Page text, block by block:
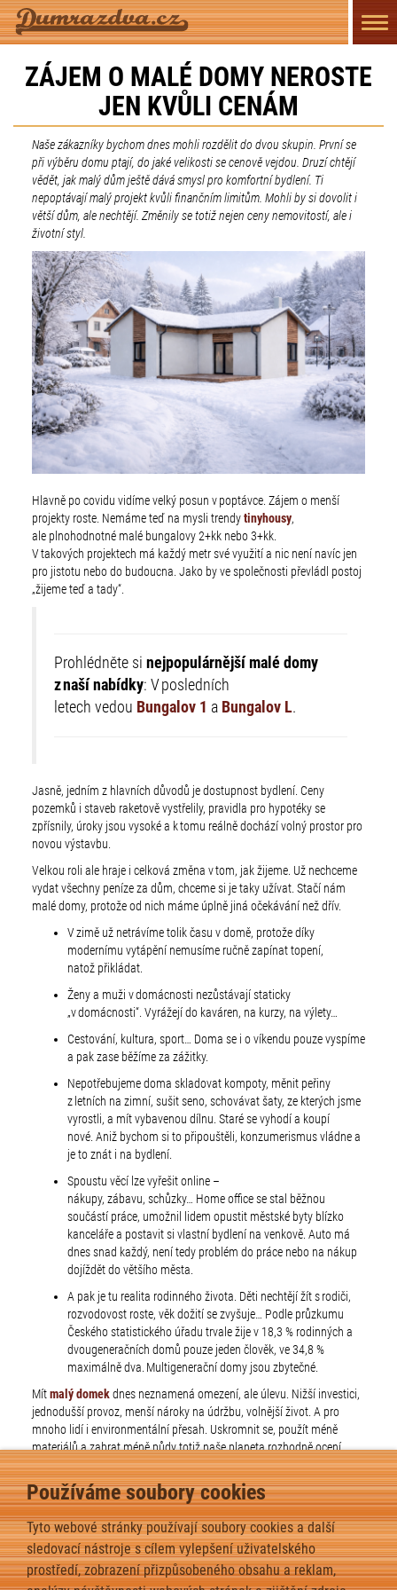
Používáme soubory cookies
Tyto webové stránky používají soubory cookies a další
sledovací nástroje s cílem vylepšení uživatelského
prostředí, zobrazení přizpůsobeného obsahu a reklam,
ZÁJEM O MALÉ DOMY NEROSTE
JEN KVŮLI CENÁM
Naše zákazníky bychom dnes mohli rozdělit do dvou skupin. První se
při výběru domu ptají, do jaké velikosti se cenově vejdou. Druzí chtějí
vědět, jak malý dům ještě dává smysl pro komfortní bydlení. Ti
nepoptávají malý projekt kvůli finančním limitům. Mohli by si dovolit i
větší dům, ale nechtějí. Změnily se totiž nejen ceny nemovitostí, ale i
životní styl.
Hlavně po covidu vidíme velký posun v poptávce. Zájem o menší
projekty roste. Nemáme teď na mysli trendytinyhousy,
ale plnohodnotné malé bungalovy 2+kk nebo 3+kk.
V takových projektech má každý metr své využití a nic není navíc jen
pro jistotu nebo do budoucna. Jako by ve společnosti převládl postoj
„žijeme teď a tady“.
Prohlédněte si nejpopulárnější malé domy
z naší nabídky: V posledních
letech vedou Bungalov 1 a Bungalov L.
Jasně, jedním z hlavních důvodů je dostupnost bydlení. Ceny
pozemků i staveb raketově vystřelily, pravidla pro hypotéky se
zpřísnily, úroky jsou vysoké a k tomu reálně dochází volný prostor pro
novou výstavbu.
Velkou roli ale hraje i celková změna v tom, jak žijeme. Už nechceme
vydat všechny peníze za dům, chceme si je taky užívat. Stačí nám
malé domy, protože od nich máme úplně jiná očekávání než dřív.
V zimě už netrávíme tolik času v domě, protože díky
modernímu vytápění nemusíme ručně zapínat topení,
natož přikládat.
Ženy a muži v domácnosti nezůstávají staticky
„v domácnosti“. Vyrážejí do kaváren, na kurzy, na výlety…
Cestování, kultura, sport… Doma se i o víkendu pouze vyspíme
a pak zase běžíme za zážitky.
Nepotřebujeme doma skladovat kompoty, měnit peřiny
z letních na zimní, sušit seno, schovávat šaty, ze kterých jsme
vyrostli, a mít vybavenou dílnu. Staré se vyhodí a koupí
nové. Aniž bychom si to připouštěli, konzumerismus vládne a
je to znát i na bydlení.
Spoustu věcí lze vyřešit online –
nákupy, zábavu, schůzky… Home office se stal běžnou
součástí práce, umožnil lidem opustit městské byty blízko
kanceláře a postavit si vlastní bydlení na venkově. Auto má
dnes snad každý, není tedy problém do práce nebo na nákup
dojíždět do většího města.
A pak je tu realita rodinného života. Děti nechtějí žít s rodiči,
rozvodovost roste, věk dožití se zvyšuje… Podle průzkumu
Českého statistického úřadu trvale žije v 18,3 % rodinných a
dvougeneračních domů pouze jeden člověk, ve 34,8 %
maximálně dva. Multigenerační domy jsou zbytečné.
Mítmalý domekdnes neznamená omezení, ale úlevu. Nižší investici,
jednodušší provoz, menší nároky na údržbu, volnější život. A pro
mnoho lidí i environmentální přesah. Uskromnit se, použít méně
materiálů a zabrat méně půdy totiž naše planeta rozhodně ocení…
MOHLO BY VÁS TAKÉ
ZAJÍMAT:
Přízemní bungalov, nebo dům s podkrovím?
Kde postavit tiny house?